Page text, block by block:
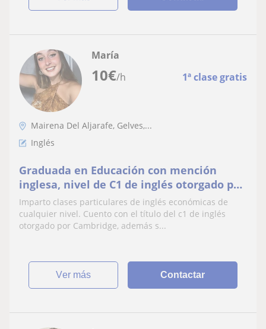
10€/h 1ª clase gratis
María
Mairena Del Aljarafe, Gelves,...
Inglés
Graduada en Educación con mención
inglesa, nivel de C1 de inglés otorgado por
Cambridge. Llevo 3 años impartiendo
clases en una academia de inglés a
diferentes niveles, adaptándome a las
Imparto clases particulares de inglés económicas de
cualquier nivel. Cuento con el título del c1 de inglés
otorgado por Cambridge, además s...
ver más Contactar